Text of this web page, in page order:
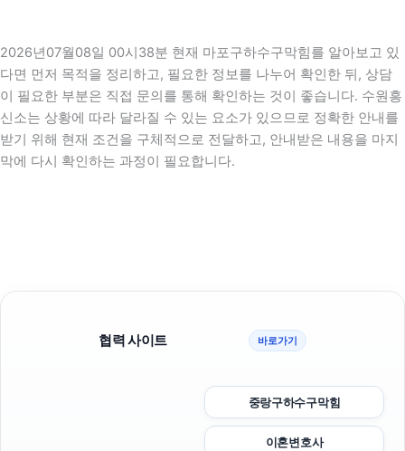
2026년07월08일 00시38분 현재 마포구하수구막힘를 알아보고 있
다면 먼저 목적을 정리하고, 필요한 정보를 나누어 확인한 뒤, 상담
이 필요한 부분은 직접 문의를 통해 확인하는 것이 좋습니다. 수원흥
신소는 상황에 따라 달라질 수 있는 요소가 있으므로 정확한 안내를
받기 위해 현재 조건을 구체적으로 전달하고, 안내받은 내용을 마지
막에 다시 확인하는 과정이 필요합니다.
협력 사이트 바로가기
중랑구하수구막힘
이혼변호사